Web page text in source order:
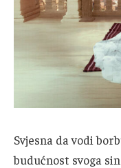
Svjesna da vodi
budućnost svoga